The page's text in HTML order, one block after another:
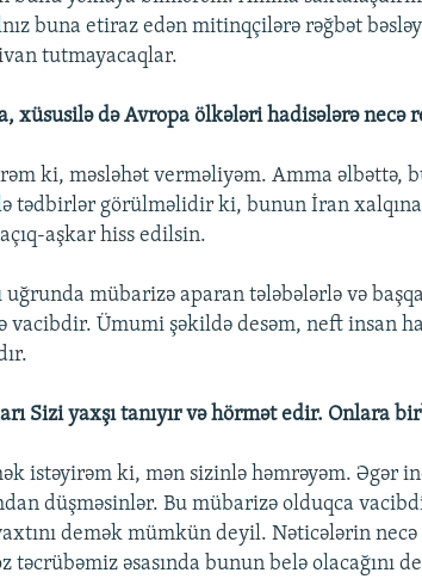
buna etiraz edən mitinqçilərə rəğbət
tutmayacaqlar.
xüsusilə də Avropa ölkələri hadisələrə necə
ki, məsləhət verməliyəm. Amma əlbəttə,
tədbirlər görülməlidir ki, bunun İran
aşkar hiss edilsin.
uğrunda mübarizə aparan tələbələrlə və
vacibdir. Ümumi şəkildə desəm, neft insan
Sizi yaxşı tanıyır və hörmət edir. Onlara
istəyirəm ki, mən sizinlə həmrəyəm. Əgər
düşməsinlər. Bu mübarizə olduqca
demək mümkün deyil. Nəticələrin necə
təcrübəmiz əsasında bunun belə olacağını